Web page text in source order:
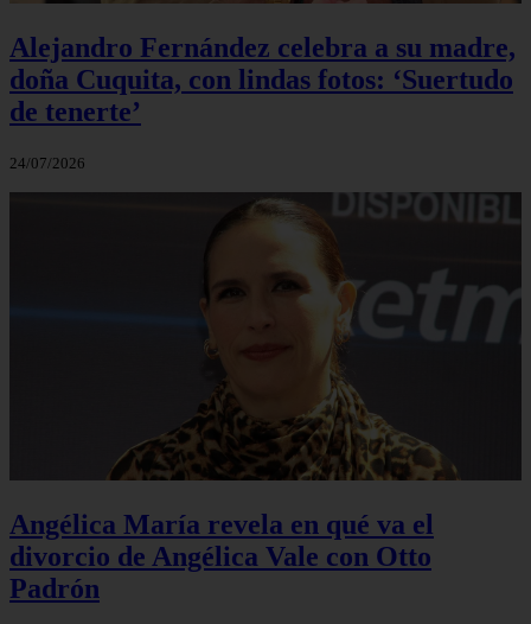
Alejandro Fernández celebra a su madre,
doña Cuquita, con lindas fotos: ‘Suertudo
de tenerte’
24/07/2026
Angélica María revela en qué va el
divorcio de Angélica Vale con Otto
Padrón